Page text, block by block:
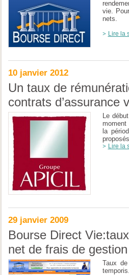
vie.
nets.
Lire la
10 janvier 2012
Un taux de
contrats d’assurance
Le
la
Lire la
29 janvier 2009
Bourse Direct
net de frais de
Taux